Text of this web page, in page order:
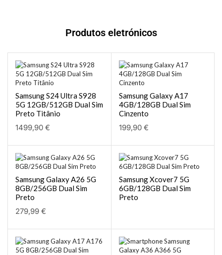
Produtos eletrónicos
Samsung S24 Ultra S928
5G 12GB/512GB Dual Sim
Preto Titânio
1499,90 €
Samsung Galaxy A17
4GB/128GB Dual Sim
Cinzento
199,90 €
Samsung Galaxy A26 5G
8GB/256GB Dual Sim
Preto
279,99 €
Samsung Xcover7 5G
6GB/128GB Dual Sim
Preto